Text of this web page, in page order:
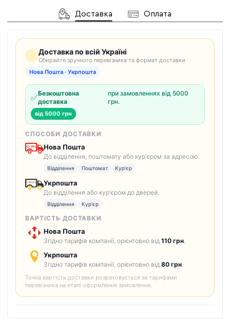
Доставка Оплата
Доставка по всій Україні
Обирайте зручного перевізника та формат доставки
Нова Пошта · Укрпошта
✅Безкоштовна
доставка
при замовленнях від 5000
грн.
від 5000 грн
СПОСОБИ ДОСТАВКИ
Нова Пошта
До відділення, поштомату або кур'єром за адресою.
Відділення Поштомат Кур'єр
Укрпошта
До відділення або кур'єром до дверей.
Відділення Кур'єр
ВАРТІСТЬ ДОСТАВКИ
Нова Пошта
Згідно тарифів компанії, орієнтовно від 110 грн
Укрпошта
Згідно тарифів компанії, орієнтовно від 80 грн
Точна вартість доставки розраховується за тарифами
перевізника на етапі оформлення замовлення.